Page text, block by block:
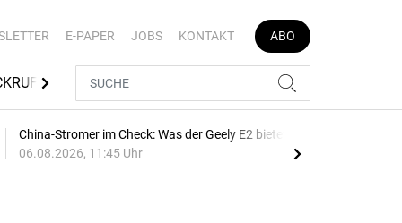
E-PAPER JOBS KONTAKT ABO
TÜV SÜD AUTOJOB
China-Stromer im Check: Was der Geely E2 bietet
06.08.2026, 11:45 Uhr